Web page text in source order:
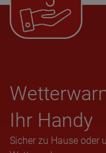
Ihr Handy
Sicher zu Hause oder